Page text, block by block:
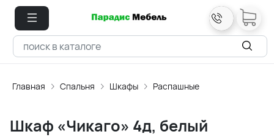
Главная Спальня Шкафы Распашные
Шкаф «Чикаго» 4д, белый